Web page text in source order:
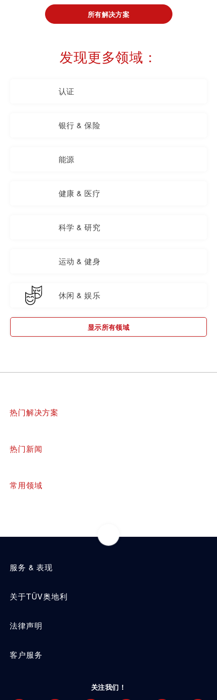
所有解决方案
发现更多领域：
认证
银行 & 保险
能源
健康 & 医疗
科学 & 研究
运动 & 健身
休闲 & 娱乐
显示所有领域
热门解决方案
热门新闻
常用领域
服务 & 表现
关于TÜV奥地利
法律声明
客户服务
关注我们！